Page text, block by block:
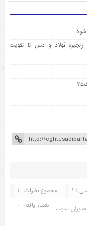
زنجیره فولاد و مس تا تقویت
مجموع نظرات : 1
: 1
انتشار یافته : 0 سایت